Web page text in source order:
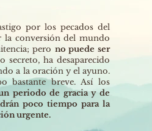
por los pecados del
la conversión del mundo
pero no puede ser
secreto, ha desaparecido
a la oración y el ayuno.
bastante breve. Así los
periodo de gracia y de
poco tiempo para la
urgente.